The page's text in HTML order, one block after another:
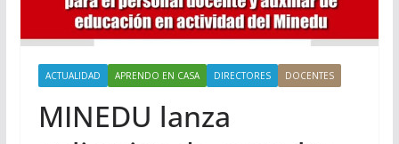
ACTUALIDAD APRENDO EN CASA DIRECTORES DOCENTES
MINEDU lanza